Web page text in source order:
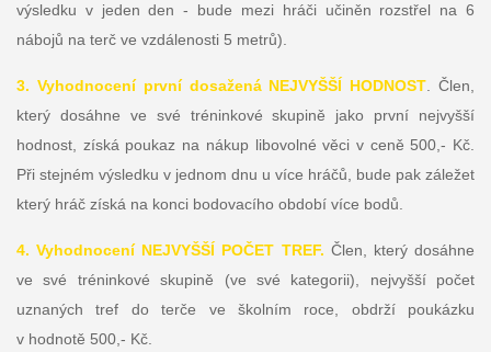
výsledku v jeden den - bude mezi hráči učiněn rozstřel na 6
nábojů na terč ve vzdálenosti 5 metrů).
3. Vyhodnocení první dosažená NEJVYŠŠÍ HODNOST . Člen,
který dosáhne ve své tréninkové skupině jako první nejvyšší
hodnost, získá poukaz na nákup libovolné věci v ceně 500,- Kč.
Při stejném výsledku v jednom dnu u více hráčů, bude pak záležet
který hráč získá na konci bodovacího období více bodů.
4. Vyhodnocení NEJVYŠŠÍ POČET TREF. Člen, který dosáhne
ve své tréninkové skupině (ve své kategorii), nejvyšší počet
uznaných tref do terče ve školním roce, obdrží poukázku
v hodnotě 500,- Kč.